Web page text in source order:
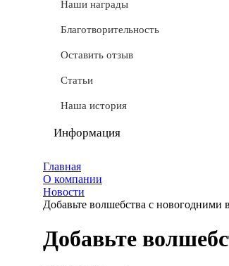
Доставка
Условные обозначения
Документы
Обмен и возврат
Частые вопросы
Наши награды
Благотворительность
Оставить отзыв
Статьи
Наша история
Информация
Мы используем cookie
Удаление аккаунта
Карта сайта
Главная
О компании
Новости
Добавьте волшебства с
Добавьте